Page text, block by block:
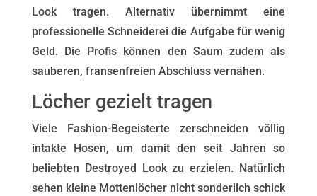
Look tragen. Alternativ übernimmt eine
professionelle Schneiderei die Aufgabe für wenig
Geld. Die Profis können den Saum zudem als
sauberen, fransenfreien Abschluss vernähen.
Löcher gezielt tragen
Viele Fashion-Begeisterte zerschneiden völlig
intakte Hosen, um damit den seit Jahren so
beliebten Destroyed Look zu erzielen. Natürlich
sehen kleine Mottenlöcher nicht sonderlich schick